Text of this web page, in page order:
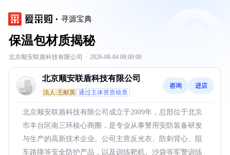
寻源宝典
保温包材质揭秘
北京顺安联盾科技有限公司 · 2026-08-04 08:00:00
北京顺安联盾科技有限公司
法人:王献英 通过主体资质核查
咨询 进店
北京顺安联盾科技有限公司成立于2009年，总部位于北京
市丰台区南三环核心商圈，是专业从事警用安防装备研发
与生产的高新技术企业。公司主营反光衣、防刺背心、阻
车路障等安全防护产品，以及训练靶机、沙袋等军警训练